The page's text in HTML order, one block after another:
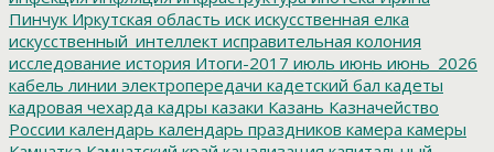
Пинчук Иркутская область иск искусственная елка
искусственный_интеллект исправительная колония
исследование история Итоги-2017 июль июнь июнь_2026
кабель линии электропередачи кадетский бал кадеты
кадровая чехарда кадры казаки Казань Казначейство
России календарь календарь праздников камера камеры